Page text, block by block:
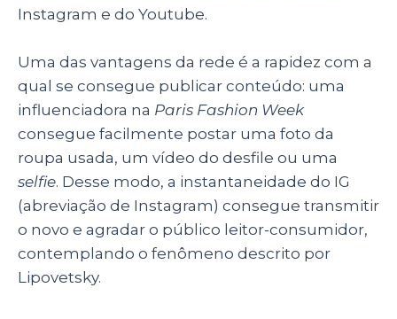
Instagram e do Youtube.
Uma das vantagens da rede é a rapidez com a
qual se consegue publicar conteúdo: uma
influenciadora na Paris Fashion Week
consegue facilmente postar uma foto da
roupa usada, um vídeo do desfile ou uma
selfie. Desse modo, a instantaneidade do IG
(abreviação de Instagram) consegue transmitir
o novo e agradar o público leitor-consumidor,
contemplando o fenômeno descrito por
Lipovetsky.